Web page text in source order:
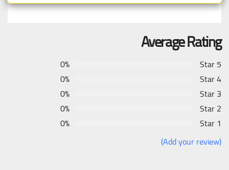
Average Rating
5 Star
0%
4 Star
0%
3 Star
0%
2 Star
0%
1 Star
0%
(Add your review)